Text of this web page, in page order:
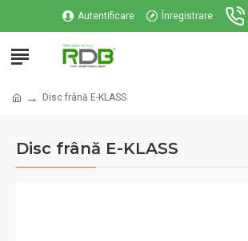
Autentificare Înregistrare
Disc frână E-KLASS
Disc frână E-KLASS